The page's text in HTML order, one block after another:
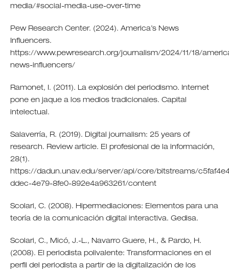
media/#social-media-use-over-time
Pew Research Center. (2024). America’s News
Influencers.
https://www.pewresearch.org/journalism/2024/11/18/
news-influencers/
Ramonet, I. (2011). La explosión del periodismo. Internet
pone en jaque a los medios tradicionales. Capital
intelectual.
Salaverría, R. (2019). Digital journalism: 25 years of
research. Review article. El profesional de la información,
28(1).
https://dadun.unav.edu/server/api/core/bitstreams/
ddec-4e79-8fe0-892e4a963261/content
Scolari, C. (2008). Hipermediaciones: Elementos para una
teoría de la comunicación digital interactiva. Gedisa.
Scolari, C., Micó, J.-L., Navarro Guere, H., & Pardo, H.
(2008). El periodista polivalente: Transformaciones en el
perfil del periodista a partir de la digitalización de los